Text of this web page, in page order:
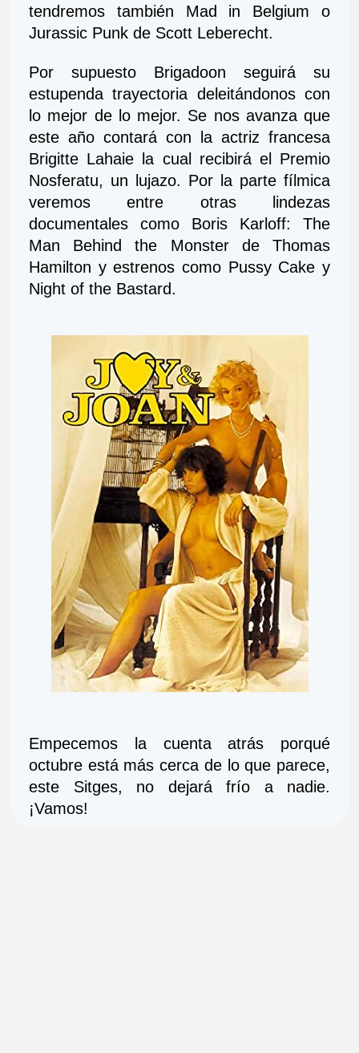
tendremos también Mad in Belgium o
Jurassic Punk de Scott Leberecht.
Por supuesto Brigadoon seguirá su
estupenda trayectoria deleitándonos con
lo mejor de lo mejor. Se nos avanza que
este año contará con la actriz francesa
Brigitte Lahaie la cual recibirá el Premio
Nosferatu, un lujazo. Por la parte fílmica
veremos entre otras lindezas
documentales como Boris Karloff: The
Man Behind the Monster de Thomas
Hamilton y estrenos como Pussy Cake y
Night of the Bastard.
Empecemos la cuenta atrás porqué
octubre está más cerca de lo que parece,
este Sitges, no dejará frío a nadie.
¡Vamos!